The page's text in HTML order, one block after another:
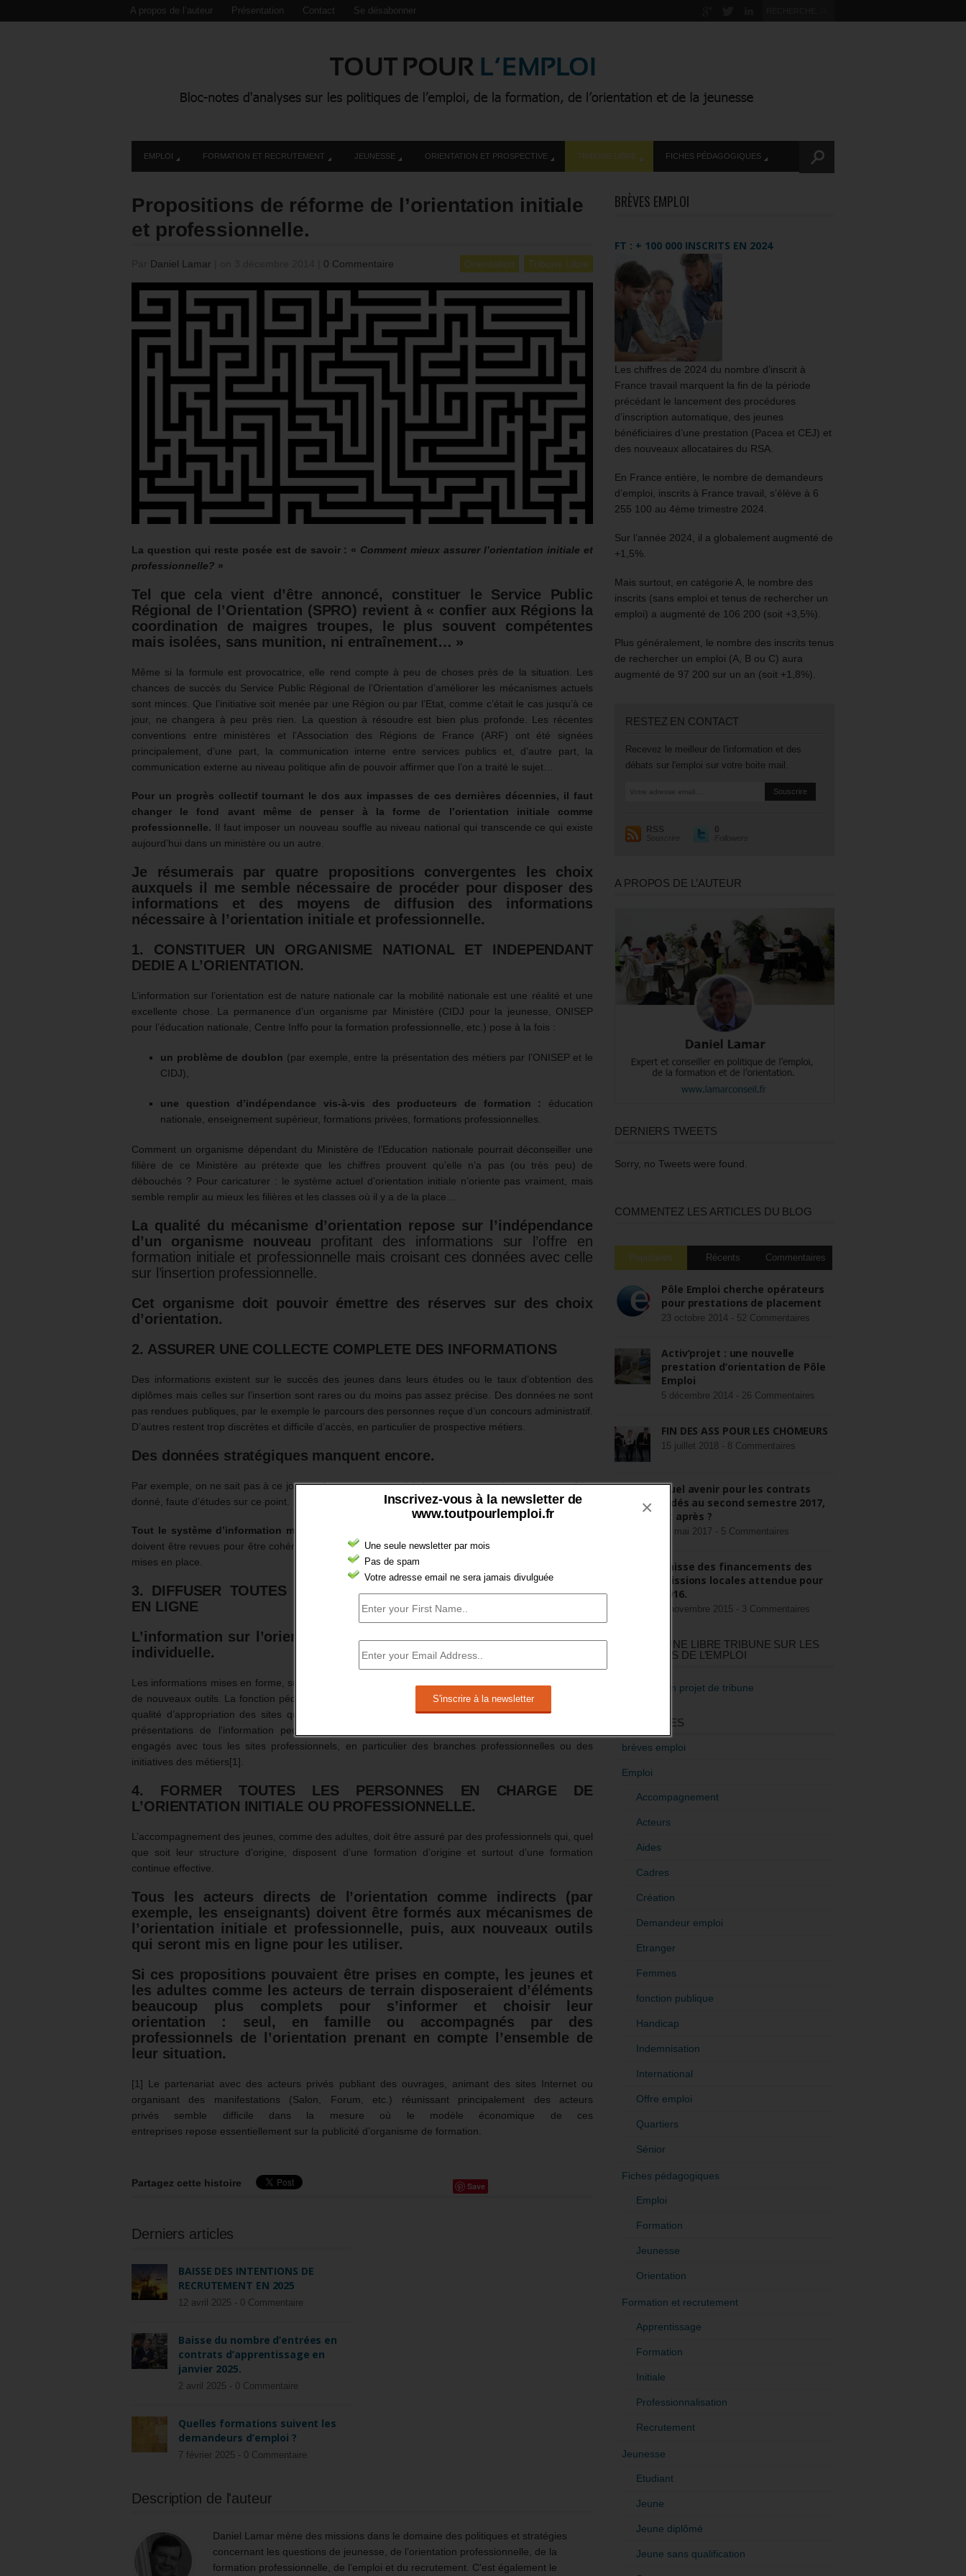
Inscrivez-vous à la newsletter de
www.toutpourlemploi.fr
Une seule newsletter par mois
Pas de spam
Votre adresse email ne sera jamais divulguée
×
A propos de l’auteur Présentation Contact Se désabonner
EMPLOI FORMATION ET RECRUTEMENT JEUNESSE ORIENTATION ET PROSPECTIVE TRIBUNE LIBRE FICHES PÉDAGOGIQUES
Propositions de réforme de l’orientation initiale
et professionnelle.
Daniel Lamar 0 Commentaire Orientation Tribune Libre
La question qui reste posée est de savoir : « Comment mieux assurer l’orientation initiale et
professionnelle? »
Tel que cela vient d’être annoncé, constituer le Service Public
Régional de l’Orientation (SPRO) revient à « confier aux Régions la
coordination de maigres troupes, le plus souvent compétentes
mais isolées, sans munition, ni entraînement… »
Même si la formule est provocatrice, elle rend compte à peu de choses près de la situation. Les
chances de succès du Service Public Régional de l’Orientation d’améliorer les mécanismes actuels
sont minces. Que l’initiative soit menée par une Région ou par l’Etat, comme c’était le cas jusqu’à ce
jour, ne changera à peu près rien. La question à résoudre est bien plus profonde. Les récentes
conventions entre ministères et l’Association des Régions de France (ARF) ont été signées
principalement, d’une part, la communication interne entre services publics et, d’autre part, la
communication externe au niveau politique afin de pouvoir affirmer que l’on a traité le sujet…
Pour un progrès collectif tournant le dos aux impasses de ces dernières décennies, il faut
changer le fond avant même de penser à la forme
de l’orientation initiale comme
professionnelle. Il faut imposer un nouveau souffle au niveau national qui transcende ce qui existe
aujourd’hui dans un ministère ou un autre.
Je résumerais par quatre propositions convergentes les choix
auxquels il me semble nécessaire de procéder pour disposer des
informations et des moyens de diffusion des informations
nécessaire à l’orientation initiale et professionnelle.
1. CONSTITUER UN ORGANISME NATIONAL ET INDEPENDANT
DEDIE A L’ORIENTATION.
L’information sur l’orientation est de nature nationale car la mobilité nationale est une réalité et une
excellente chose. La permanence d’un organisme par Ministère (CIDJ pour la jeunesse, ONISEP
pour l’éducation nationale, Centre Inffo pour la formation professionnelle, etc.) pose à la fois :
un problème de doublon (par exemple, entre la présentation des métiers par l’ONISEP et le
CIDJ),
une question d’indépendance vis-à-vis des producteurs de formation : éducation
nationale, enseignement supérieur, formations privées, formations professionnelles.
Comment un organisme dépendant du Ministère de l’Education nationale pourrait déconseiller une
filière de ce Ministère au prétexte que les chiffres prouvent qu’elle n’a pas (ou très peu) de
débouchés ? Pour caricaturer : le système actuel d’orientation initiale n’oriente pas vraiment, mais
semble remplir au mieux les filières et les classes où il y a de la place…
La qualité du mécanisme d’orientation repose sur l’indépendance
d’un organisme nouveau profitant des informations sur l’offre en
formation initiale et professionnelle mais croisant ces données avec celle
sur l’insertion professionnelle.
Cet organisme doit pouvoir émettre des réserves sur des choix
d’orientation.
2. ASSURER UNE COLLECTE COMPLETE DES INFORMATIONS
Des informations existent sur le succès des jeunes dans leurs études ou le taux d’obtention des
diplômes mais celles sur l’insertion sont rares ou du moins pas assez précise. Des données ne sont
pas rendues publiques, par le exemple le parcours des personnes reçue d’un concours administratif.
D’autres restent trop discrètes et difficile d’accès, en particulier de prospective métiers.
Des données stratégiques manquent encore.
Par exemple, on ne sait pas à ce jour quels parcours ont suivis les personnes qui exercent un métier
donné, faute d’études sur ce point.
Tout le système d’information mérite d’être mis à plat.
doivent être revues pour être cohérentes et leurs résultats croisés. De nouvelles études doivent être
mises en place.
3. DIFFUSER TOUTES LES INFORMATIONS SUR L’ORIENTATION
EN LIGNE
L’information sur l’orientation doit être collective avant de devenir
individuelle.
Les informations mises en forme, suite aux résultats des études, doivent être diffusées en ligne avec
de nouveaux outils. La fonction pédagogique des sites concernés est un élément prioritaire. C’est la
qualité d’appropriation des sites qui participe à une réelle égalité devant l’information. Toutes les
présentations de l’information peuvent être testées et choisies. Des partenariats doivent être
engagés avec tous les sites professionnels, en particulier des branches professionnelles ou des
initiatives des métiers[1].
4. FORMER TOUTES LES PERSONNES EN CHARGE DE
L’ORIENTATION INITIALE OU PROFESSIONNELLE.
L’accompagnement des jeunes, comme des adultes, doit être assuré par des professionnels qui, quel
que soit leur structure d’origine, disposent d’une formation d’origine et surtout d’une formation
continue effective.
Tous les acteurs directs de l’orientation comme indirects (par
exemple, les enseignants) doivent être formés aux mécanismes de
l’orientation initiale et professionnelle, puis, aux nouveaux outils
qui seront mis en ligne pour les utiliser.
Si ces propositions pouvaient être prises en compte, les jeunes et
les adultes comme les acteurs de terrain disposeraient d’éléments
beaucoup plus complets pour s’informer et choisir leur
orientation : seul, en famille ou accompagnés par des
professionnels de l’orientation prenant en compte l’ensemble de
leur situation.
[1] Le partenariat avec des acteurs privés publiant des ouvrages, animant des sites Internet ou
organisant des manifestations (Salon, Forum, etc.) réunissant principalement des acteurs
privés semble difficile dans la mesure où le modèle économique de ces
entreprises repose essentiellement sur la publicité d’organisme de formation.
Partagez cette histoire Save
Derniers articles
BAISSE DES INTENTIONS DE
RECRUTEMENT EN 2025
12 avril 2025 - 0 Commentaire
Baisse du nombre d’entrées en
contrats d’apprentissage en
janvier 2025.
2 avril 2025 - 0 Commentaire
Quelles formations suivent les
demandeurs d’emploi ?
7 février 2025 - 0 Commentaire
Description de l'auteur
Daniel Lamar mène des missions dans le domaine des politiques et stratégies
concernant les questions de jeunesse, de l’orientation professionnelle, de la
formation professionnelle, de l’emploi et du recrutement. C'est également le
BRÈVES EMPLOI
FT : + 100 000 INSCRITS EN 2024
Les chiffres de 2024 du nombre d’inscrit à
France travail marquent la fin de la période
précédant le lancement des procédures
d’inscription automatique, des jeunes
bénéficiaires d’une prestation (Pacea et CEJ) et
des nouveaux allocataires du RSA.
En France entière, le nombre de demandeurs
d’emploi, inscrits à France travail, s’élève à 6
255 100 au 4ème trimestre 2024.
Sur l’année 2024, il a globalement augmenté de
+1,5%.
Mais surtout, en catégorie A, le nombre des
inscrits (sans emploi et tenus de rechercher un
emploi) a augmenté de 106 200 (soit +3,5%).
Plus généralement, le nombre des inscrits tenus
de rechercher un emploi (A, B ou C) aura
augmenté de 97 200 sur un an (soit +1,8%).
RESTEZ EN CONTACT
Recevez le meilleur de l'information et des
débats sur l'emploi sur votre boite mail.
RSS
Souscrire
0
Followers
A PROPOS DE L’AUTEUR
DERNIERS TWEETS
Sorry, no Tweets were found.
COMMENTEZ LES ARTICLES DU BLOG
Populaires Récents Commentaires
Pôle Emploi cherche opérateurs
pour prestations de placement
23 octobre 2014 - 52 Commentaires
Activ’projet : une nouvelle
prestation d’orientation de Pôle
Emploi
5 décembre 2014 - 26 Commentaires
FIN DES ASS POUR LES CHÔMEURS
15 juillet 2018 - 8 Commentaires
Quel avenir pour les contrats
aidés au second semestre 2017,
et après ?
22 mai 2017 - 5 Commentaires
Baisse des financements des
missions locales attendue pour
2016.
3 novembre 2015 - 3 Commentaires
RÉDIGEZ UNE LIBRE TRIBUNE SUR LES
POLITIQUES DE L’EMPLOI
>Décrire mon projet de tribune
CATÉGORIES
brèves emploi
Emploi
Accompagnement
Acteurs
Aides
Cadres
Création
Demandeur emploi
Etranger
Femmes
fonction publique
Handicap
Indemnisation
International
Offre emploi
Quartiers
Sénior
Fiches pédagogiques
Emploi
Formation
Jeunesse
Orientation
Formation et recrutement
Apprentissage
Formation
Initiale
Professionnalisation
Recrutement
Jeunesse
Etudiant
Jeune
Jeune diplômé
Jeune sans qualification